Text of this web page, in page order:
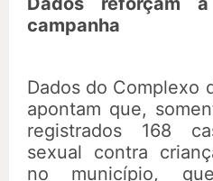
campanha
Dados do Complexo
apontam que,
registrados 168
sexual contra
no município,